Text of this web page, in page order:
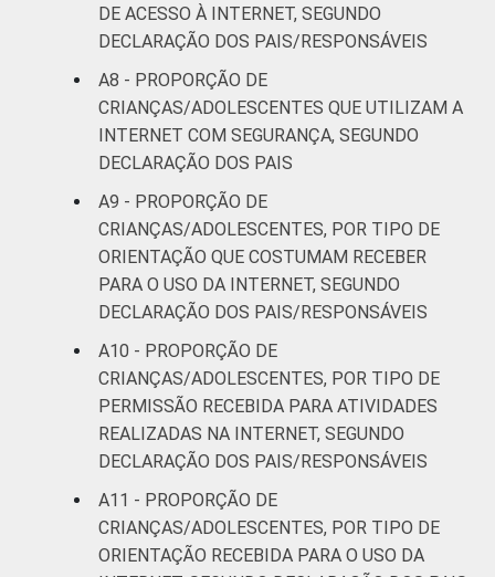
coletados entre setembro de 2013 e janeiro
de 2014.
Fonte: NIC.br - set/2013 a jan/2014
DE ACESSO À INTERNET, SEGUNDO
DECLARAÇÃO DOS PAIS/RESPONSÁVEIS
A8 - PROPORÇÃO DE
CRIANÇAS/ADOLESCENTES QUE UTILIZAM A
INTERNET COM SEGURANÇA, SEGUNDO
DECLARAÇÃO DOS PAIS
A9 - PROPORÇÃO DE
CRIANÇAS/ADOLESCENTES, POR TIPO DE
ORIENTAÇÃO QUE COSTUMAM RECEBER
PARA O USO DA INTERNET, SEGUNDO
DECLARAÇÃO DOS PAIS/RESPONSÁVEIS
A10 - PROPORÇÃO DE
CRIANÇAS/ADOLESCENTES, POR TIPO DE
PERMISSÃO RECEBIDA PARA ATIVIDADES
REALIZADAS NA INTERNET, SEGUNDO
DECLARAÇÃO DOS PAIS/RESPONSÁVEIS
A11 - PROPORÇÃO DE
CRIANÇAS/ADOLESCENTES, POR TIPO DE
ORIENTAÇÃO RECEBIDA PARA O USO DA